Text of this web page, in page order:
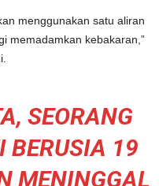
menggunakan satu aliran
memadamkan kebakaran,”
SEORANG
BERUSIA 19
MENINGGAL